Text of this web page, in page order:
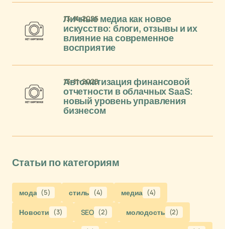
Личные медиа как новое
искусство: блоги, отзывы и их
влияние на современное
восприятие
13-11-2025
Автоматизация финансовой
отчетности в облачных SaaS:
новый уровень управления
бизнесом
13-11-2025
Статьи по категориям
мода (5) стиль (4) медиа (4)
Новости (3) SEO (2) молодость (2)